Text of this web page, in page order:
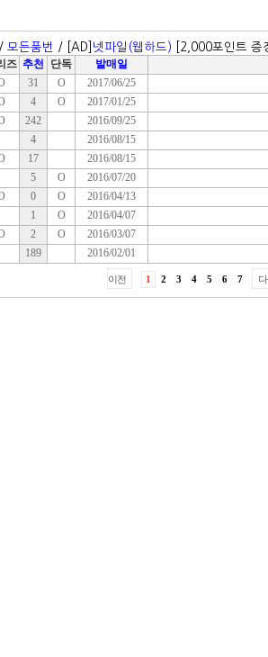
/ 모든품번 / [AD] 넷파일(웹하드) [2,000포인트 증
즈 추천 단독
발매일
31 O
2017/06/25
4 O
2017/01/25
242
2016/09/25
4
2016/08/15
17
2016/08/15
5 O
2016/07/20
0 O
2016/04/13
1 O
2016/04/07
2 O
2016/03/07
189 2016/02/01
이전 1 2 3 4 5 6 7